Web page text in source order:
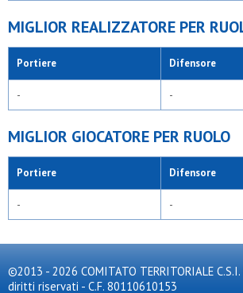
MIGLIOR REALIZZATORE PER
Portiere Difensore
- -
MIGLIOR GIOCATORE PER RUOLO
Portiere Difensore
- -
©2013 - 2026 COMITATO TERRITORIALE
diritti riservati - C.F. 80110610153